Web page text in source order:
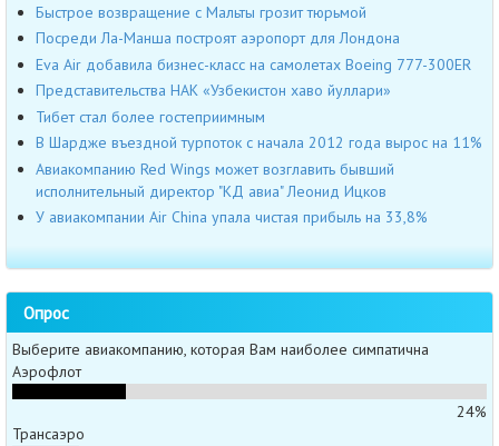
Быстрое возвращение с Мальты грозит тюрьмой
Посреди Ла-Манша построят аэропорт для Лондона
Eva Air добавила бизнес-класс на самолетах Boeing 777-300ER
Представительства НАК «Узбекистон хаво йуллари»
Тибет стал более гостеприимным
В Шардже въездной турпоток с начала 2012 года вырос на 11%
Авиакомпанию Red Wings может возглавить бывший
исполнительный директор "КД авиа" Леонид Ицков
У авиакомпании Air China упала чистая прибыль на 33,8%
Опрос
Выберите авиакомпанию, которая Вам наиболее симпатична
Аэрофлот
24%
Трансаэро